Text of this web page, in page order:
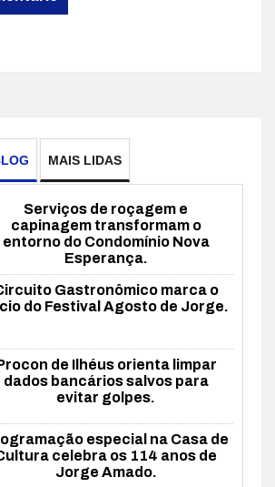
MAIS LIDAS
Serviços de roçagem e
capinagem transformam o
entorno do Condomínio Nova
Esperança.
Gastronômico marca o
do Festival Agosto de Jorge.
de Ilhéus orienta limpar
dados bancários salvos para
evitar golpes.
especial na Casa de
celebra os 114 anos de
Jorge Amado.